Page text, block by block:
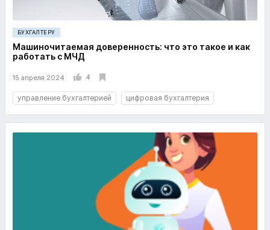
БУХГАЛТЕРУ
Машиночитаемая доверенность: что это такое и как
работать с МЧД
15 апреля 2024 4
управление бухгалтерией цифровая бухгалтерия